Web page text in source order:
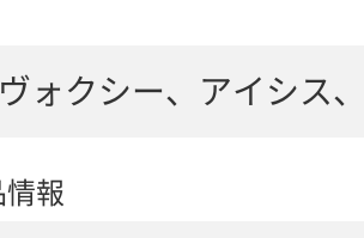
ォクシー、アイシス
情報